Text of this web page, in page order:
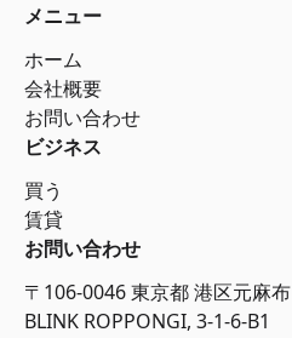
メニュー
ホーム
会社概要
お問い合わせ
ビジネス
買う
賃貸
お問い合わせ
〒106-0046 東京都 港区元麻布
BLINK ROPPONGI, 3-1-6-B1